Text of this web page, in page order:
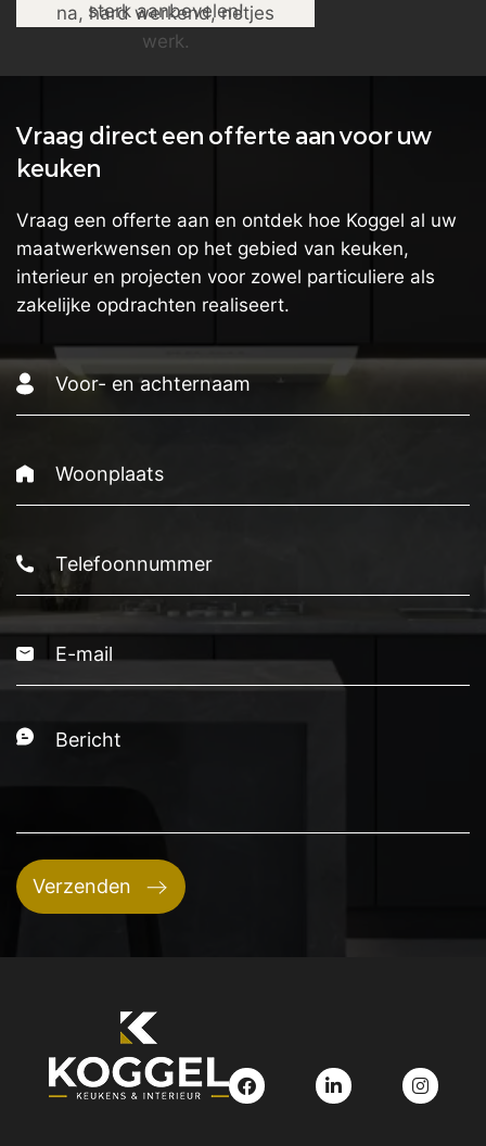
sterk aanbevelen!
na, hard werkend, netjes
werk.
Vraag direct een offerte aan voor uw
keuken
Vraag een offerte aan en ontdek hoe Koggel al uw
maatwerkwensen op het gebied van keuken,
interieur en projecten voor zowel particuliere als
zakelijke opdrachten realiseert.
Voor-
en
achternaam
(Vereist)
E-
mail
Bericht